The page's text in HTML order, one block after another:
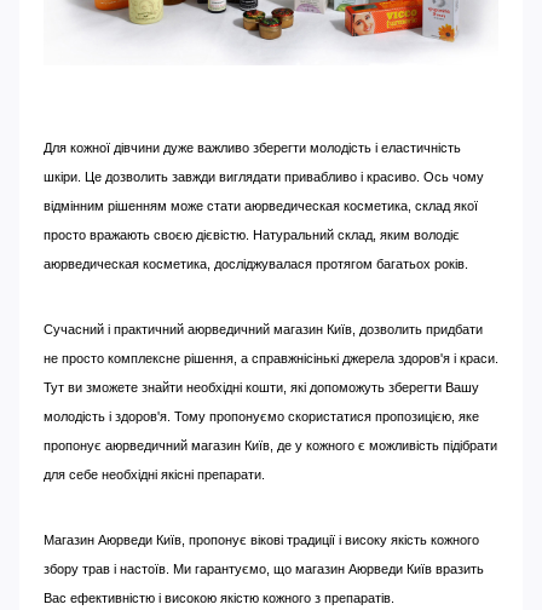
Для кожної дівчини дуже важливо зберегти молодість і еластичність
шкіри. Це дозволить завжди виглядати привабливо і красиво. Ось чому
відмінним рішенням може стати аюрведическая косметика, склад якої
просто вражають своєю дієвістю. Натуральний склад, яким володіє
аюрведическая косметика, досліджувалася протягом багатьох років.
Сучасний і практичний аюрведичний магазин Київ, дозволить придбати
не просто комплексне рішення, а справжнісінькі джерела здоров'я і краси.
Тут ви зможете знайти необхідні кошти, які допоможуть зберегти Вашу
молодість і здоров'я. Тому пропонуємо скористатися пропозицією, яке
пропонує аюрведичний магазин Київ, де у кожного є можливість підібрати
для себе необхідні якісні препарати.
Магазин Аюрведи Київ, пропонує вікові традиції і високу якість кожного
збору трав і настоїв. Ми гарантуємо, що магазин Аюрведи Київ вразить
Вас ефективністю і високою якістю кожного з препаратів.